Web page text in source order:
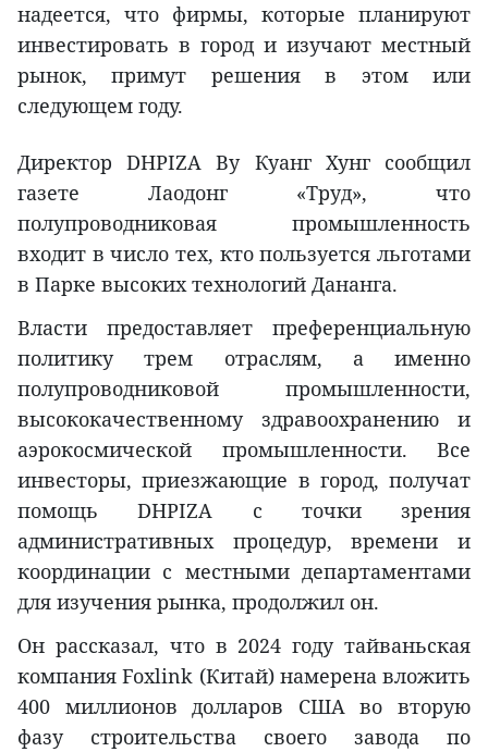
надеется, что фирмы, которые планируют
инвестировать в город и изучают местный
рынок, примут решения в этом или
следующем году.
Директор DHPIZA Ву Куанг Хунг сообщил
газете Лаодонг «Труд», что
полупроводниковая промышленность
входит в число тех, кто пользуется льготами
в Парке высоких технологий Дананга.
Власти предоставляет преференциальную
политику трем отраслям, а именно
полупроводниковой промышленности,
высококачественному здравоохранению и
аэрокосмической промышленности. Все
инвесторы, приезжающие в город, получат
помощь DHPIZA с точки зрения
административных процедур, времени и
координации с местными департаментами
для изучения рынка, продолжил он.
Он рассказал, что в 2024 году тайваньская
компания Foxlink (Китай) намерена вложить
400 миллионов долларов США во вторую
фазу строительства своего завода по